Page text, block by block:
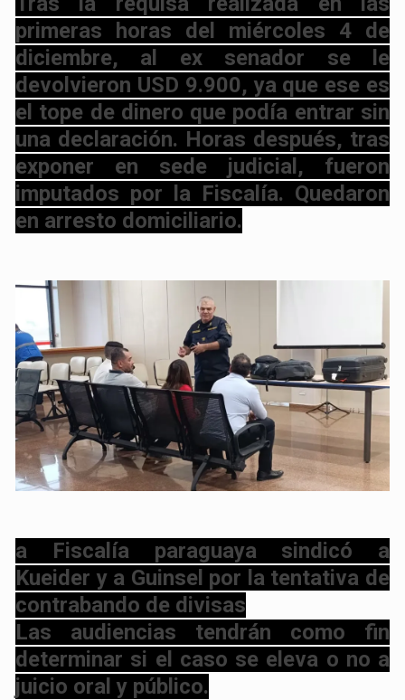
primeras horas del miércoles 4 de
diciembre, al ex senador se le
devolvieron USD 9.900, ya que ese es
el tope de dinero que podía entrar sin
una declaración. Horas después, tras
exponer en sede judicial, fueron
imputados por la Fiscalía. Quedaron
en arresto domiciliario.
a Fiscalía paraguaya sindicó a
Kueider y a Guinsel por la tentativa de
contrabando de divisas
Las audiencias tendrán como fin
determinar si el caso se eleva o no a
juicio oral y público.